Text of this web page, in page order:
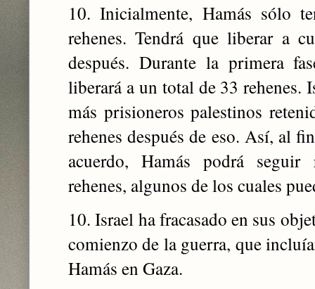
10. Inicialmente, Hamás sólo
rehenes. Tendrá que liberar a
después. Durante la primera
liberará a un total de 33 rehenes.
más prisioneros palestinos
rehenes después de eso. Así, al
acuerdo, Hamás podrá
rehenes, algunos de los cuales
10. Israel ha fracasado en sus
comienzo de la guerra, que
Hamás en Gaza.